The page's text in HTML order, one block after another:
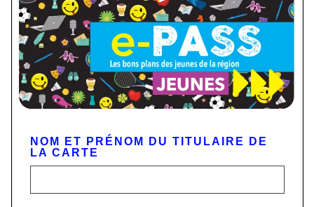
NOM ET PRÉNOM DU TITULAIRE DE
LA CARTE